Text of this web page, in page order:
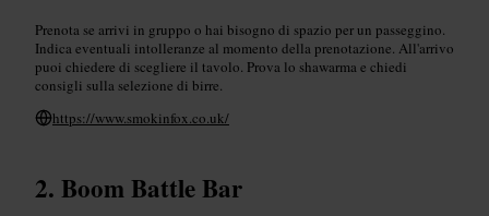
Prenota se arrivi in gruppo o hai bisogno di spazio per un passeggino.
Indica eventuali intolleranze al momento della prenotazione. All'arrivo
puoi chiedere di scegliere il tavolo. Prova lo shawarma e chiedi
consigli sulla selezione di birre.
https://www.smokinfox.co.uk/
Boom Battle Bar